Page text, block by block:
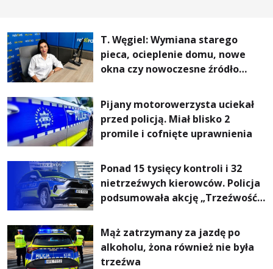
T. Węgiel: Wymiana starego
pieca, ocieplenie domu, nowe
okna czy nowoczesne źródło
rachunki za energię, lepszy
komfort życia i... czystsze
powietrze
Pijany motorowerzysta uciekał
przed policją. Miał blisko 2
promile i cofnięte uprawnienia
Ponad 15 tysięcy kontroli i 32
nietrzeźwych kierowców. Policja
podsumowała akcję „Trzeźwość”
Mąż zatrzymany za jazdę po
alkoholu, żona również nie była
trzeźwa